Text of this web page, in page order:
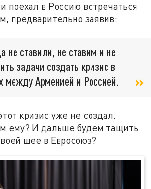
поехал в Россию встречаться
предварительно заявив:
не ставили, не ставим и не
задачи создать кризис в
между Арменией и Россией.
кризис уже не создал.
ему? И дальше будем тащить
шее в Евросоюз?